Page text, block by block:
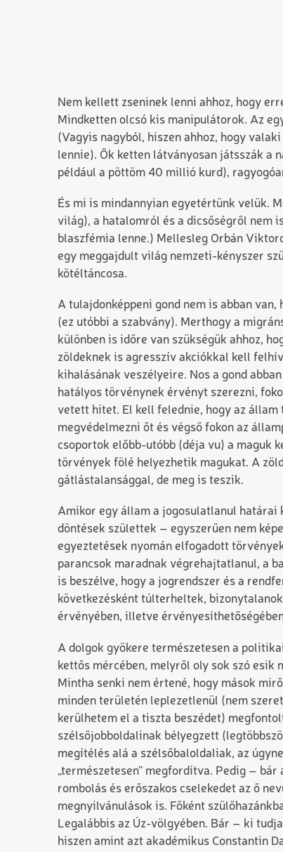
Nem kellett zseninek lenni ahhoz, hogy
Mindketten olcsó kis manipulátorok. Az
(Vagyis nagyból, hiszen ahhoz, hogy
lennie). Ők ketten látványosan játsszák a
például a pöttöm 40 millió kurd),
És mi is mindannyian egyetértünk velük.
világ), a hatalomról és a dicsőségről nem
blaszfémia lenne.) Mellesleg Orbán
egy meggajdult világ nemzeti-kényszer
kötéltáncosa.
A tulajdonképpeni gond nem is abban
(ez utóbbi a szabvány). Merthogy a
különben is időre van szükségük ahhoz,
zöldeknek is agresszív akciókkal kell
kihalásának veszélyeire. Nos a gond
hatályos törvénynek érvényt szerezni,
vetett hitet. El kell felednie, hogy az állam
megvédelmezni őt és végső fokon az
csoportok előbb-utóbb (déja vu) a maguk
törvények fölé helyezhetik magukat. A
gátlástalansággal, de meg is teszik.
Amikor egy állam a jogosulatlanul
döntések születtek – egyszerűen nem
egyeztetések nyomán elfogadott
parancsok maradnak végrehajtatlanul, a
is beszélve, hogy a jogrendszer és a
következésként túlterheltek,
érvényében, illetve
A dolgok gyökere természetesen a
kettős mércében, melyről oly sok szó esik
Mintha senki nem értené, hogy mások
minden területén leplezetlenül (nem
kerülhetem el a tiszta beszédet)
szélsőjobboldalinak bélyegzett
megítélés alá a szélsőbaloldaliak, az
„természetesen” megfordítva. Pedig –
rombolás és erőszakos cselekedet az ő
megnyilvánulások is. Főként
Legalábbis az Úz-völgyében. Bár – ki
hiszen amint azt akadémikus Constantin